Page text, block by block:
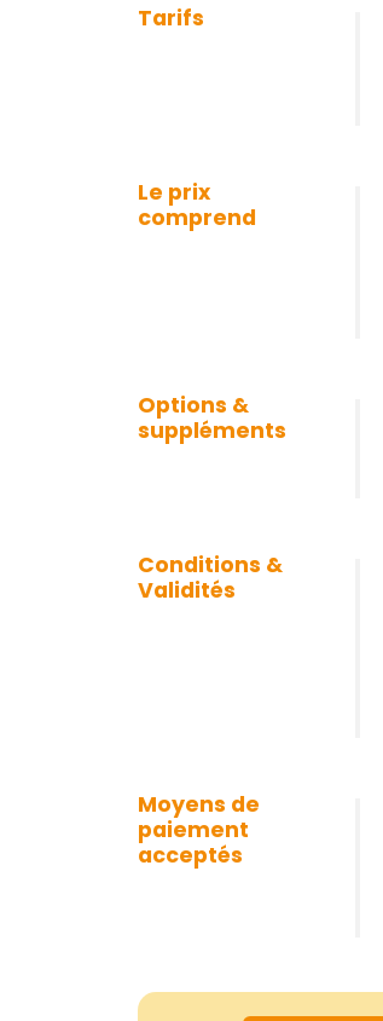
Tarifs
Le prix
comprend
Options &
suppléments
Conditions &
Validités
Moyens de
paiement
acceptés